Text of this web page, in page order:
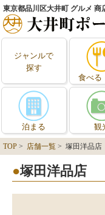
東京都品川区大井町 グルメ 商
ジャンルで
探す
食べる
泊まる 観
TOP > 店舗一覧 > 塚田洋品店
塚田洋品店